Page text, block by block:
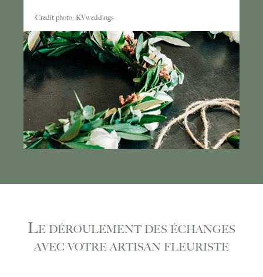
Credit photo: KVweddings
Le déroulement des échanges
avec votre artisan fleuriste